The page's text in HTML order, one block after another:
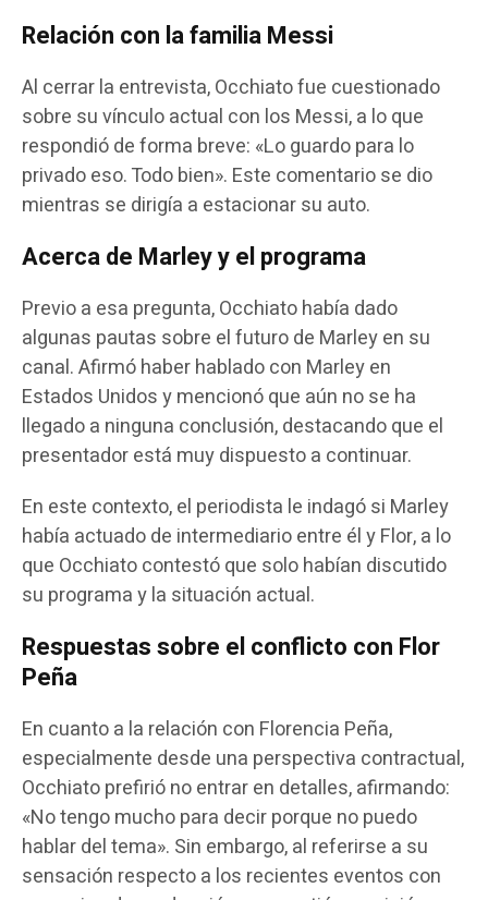
Relación con la familia Messi
Al cerrar la entrevista, Occhiato fue cuestionado
sobre su vínculo actual con los Messi, a lo que
respondió de forma breve: «Lo guardo para lo
privado eso. Todo bien». Este comentario se dio
mientras se dirigía a estacionar su auto.
Acerca de Marley y el programa
Previo a esa pregunta, Occhiato había dado
algunas pautas sobre el futuro de Marley en su
canal. Afirmó haber hablado con Marley en
Estados Unidos y mencionó que aún no se ha
llegado a ninguna conclusión, destacando que el
presentador está muy dispuesto a continuar.
En este contexto, el periodista le indagó si Marley
había actuado de intermediario entre él y Flor, a lo
que Occhiato contestó que solo habían discutido
su programa y la situación actual.
Respuestas sobre el conflicto con Flor
Peña
En cuanto a la relación con Florencia Peña,
especialmente desde una perspectiva contractual,
Occhiato prefirió no entrar en detalles, afirmando:
«No tengo mucho para decir porque no puedo
hablar del tema». Sin embargo, al referirse a su
sensación respecto a los recientes eventos con